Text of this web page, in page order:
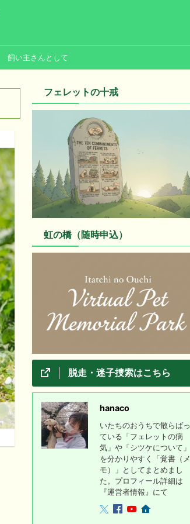
飼い主さんとして
フェレットの十戒
虹の橋（随時申込）
脱走・迷子捜索はこちら
hanaco
いたちのおうちで散らばっ
ている「フェレットの病
気」や「シツケについて」
を分かりやすく「覚書（メ
モ）」としてまとめまし
た。プロフィール詳細は
『運営者情報』にて